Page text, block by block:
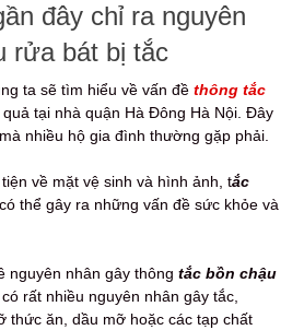
đây chỉ ra nguyên
rửa bát bị tắc
ta sẽ tìm hiểu về vấn đề thông tắc
quả tại nhà quận Hà Đông Hà Nội. Đây
nhiều hộ gia đình thường gặp phải.
về mặt vệ sinh và hình ảnh, tắc
thể gây ra những vấn đề sức khỏe và
nguyên nhân gây thông tắc bồn chậu
rất nhiều nguyên nhân gây tắc,
thức ăn, dầu mỡ hoặc các tạp chất